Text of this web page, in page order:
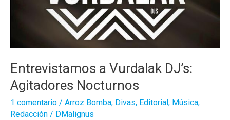
Entrevistamos a Vurdalak DJ’s:
Agitadores Nocturnos
1 comentario / Arroz Bomba, Divas, Editorial, Música,
Redacción / DMalignus